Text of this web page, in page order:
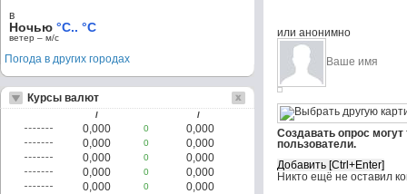
или анонимно
Создавать опрос
пользователи.
Никто ещё не оставил
в
Ночью °C.. °C
ветер – м/c
Погода в других городах
Курсы валют
/ /
0,000 0
0,000
0,000
0
0,000
0,000
0
0,000
0,000
0
0,000
0,000
0
0,000